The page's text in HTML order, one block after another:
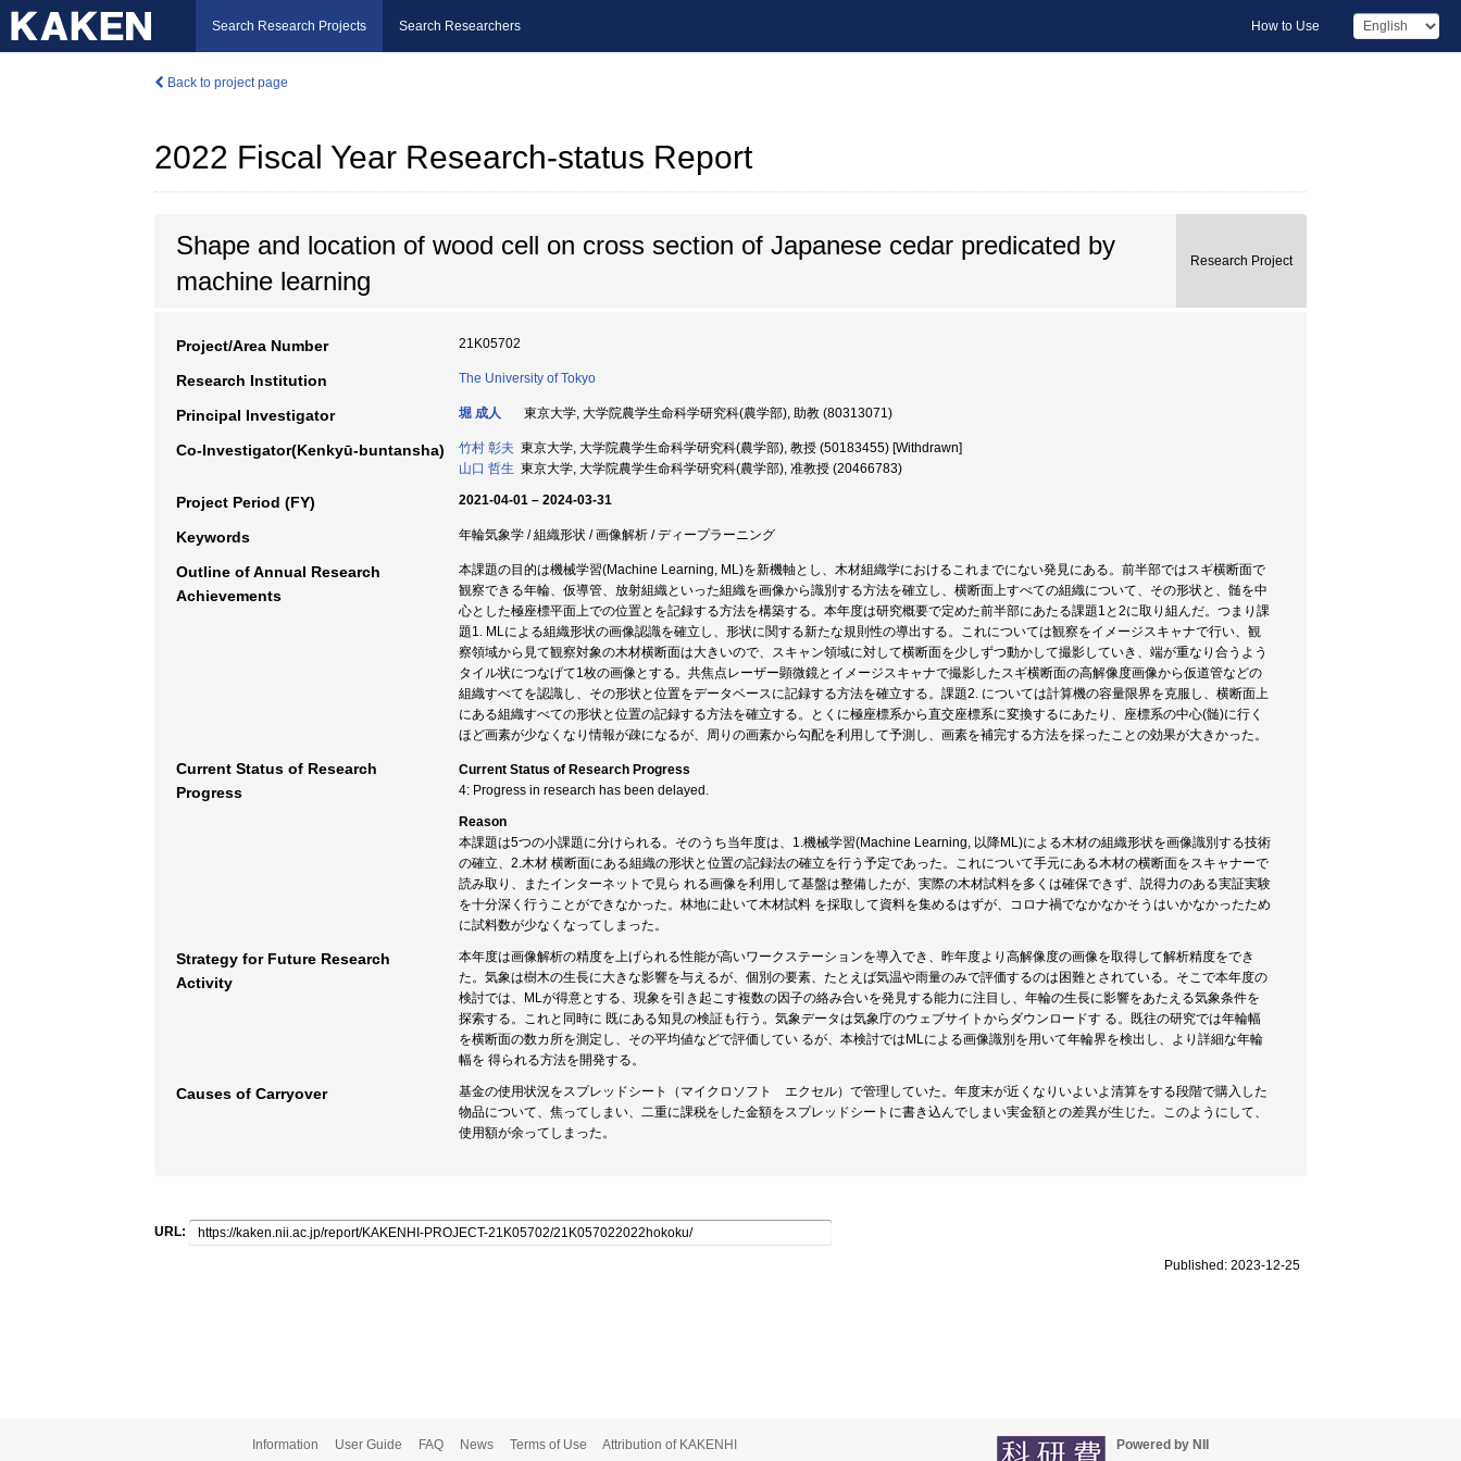
Search Research Projects Search Researchers How to Use
Back to project page
2022 Fiscal Year Research-status Report
Shape and location of wood cell on cross section of Japanese cedar predicated by
machine learning
Research Project
Project/Area Number 21K05702
Research Institution The University of Tokyo
Principal Investigator 堀 成人 東京大学, 大学院農学生命科学研究科(農学部), 助教 (80313071)
Co-Investigator(Kenkyū-buntansha) 竹村 彰夫 東京大学, 大学院農学生命科学研究科(農学部), 教授 (50183455) [Withdrawn]
山口 哲生 東京大学, 大学院農学生命科学研究科(農学部), 准教授 (20466783)
Project Period (FY) 2021-04-01 – 2024-03-31
Keywords 年輪気象学 / 組織形状 / 画像解析 / ディープラーニング
Outline of Annual Research
Achievements
本課題の目的は機械学習(Machine Learning, ML)を新機軸とし、木材組織学におけるこれまでにない発見にある。前半部ではスギ横断面で
観察できる年輪、仮導管、放射組織といった組織を画像から識別する方法を確立し、横断面上すべての組織について、その形状と、髄を中
心とした極座標平面上での位置とを記録する方法を構築する。本年度は研究概要で定めた前半部にあたる課題1と2に取り組んだ。つまり課
題1. MLによる組織形状の画像認識を確立し、形状に関する新たな規則性の導出する。これについては観察をイメージスキャナで行い、観
察領域から見て観察対象の木材横断面は大きいので、スキャン領域に対して横断面を少しずつ動かして撮影していき、端が重なり合うよう
タイル状につなげて1枚の画像とする。共焦点レーザー顕微鏡とイメージスキャナで撮影したスギ横断面の高解像度画像から仮道管などの
組織すべてを認識し、その形状と位置をデータベースに記録する方法を確立する。課題2. については計算機の容量限界を克服し、横断面上
にある組織すべての形状と位置の記録する方法を確立する。とくに極座標系から直交座標系に変換するにあたり、座標系の中心(髄)に行く
ほど画素が少なくなり情報が疎になるが、周りの画素から勾配を利用して予測し、画素を補完する方法を採ったことの効果が大きかった。
Current Status of Research
Progress
Current Status of Research Progress
4: Progress in research has been delayed.
Reason
本課題は5つの小課題に分けられる。そのうち当年度は、1.機械学習(Machine Learning, 以降ML)による木材の組織形状を画像識別する技術
の確立、2.木材 横断面にある組織の形状と位置の記録法の確立を行う予定であった。これについて手元にある木材の横断面をスキャナーで
読み取り、またインターネットで見ら れる画像を利用して基盤は整備したが、実際の木材試料を多くは確保できず、説得力のある実証実験
を十分深く行うことができなかった。林地に赴いて木材試料 を採取して資料を集めるはずが、コロナ禍でなかなかそうはいかなかったため
に試料数が少なくなってしまった。
Strategy for Future Research
Activity
本年度は画像解析の精度を上げられる性能が高いワークステーションを導入でき、昨年度より高解像度の画像を取得して解析精度をでき
た。気象は樹木の生長に大きな影響を与えるが、個別の要素、たとえば気温や雨量のみで評価するのは困難とされている。そこで本年度の
検討では、MLが得意とする、現象を引き起こす複数の因子の絡み合いを発見する能力に注目し、年輪の生長に影響をあたえる気象条件を
探索する。これと同時に 既にある知見の検証も行う。気象データは気象庁のウェブサイトからダウンロードす る。既往の研究では年輪幅
を横断面の数カ所を測定し、その平均値などで評価してい るが、本検討ではMLによる画像識別を用いて年輪界を検出し、より詳細な年輪
幅を 得られる方法を開発する。
Causes of Carryover
基金の使用状況をスプレッドシート（マイクロソフト エクセル）で管理していた。年度末が近くなりいよいよ清算をする段階で購入した
物品について、焦ってしまい、二重に課税をした金額をスプレッドシートに書き込んでしまい実金額との差異が生じた。このようにして、
使用額が余ってしまった。
URL:
Published: 2023-12-25
Information User Guide FAQ News Terms of Use Attribution of KAKENHI Powered by NII